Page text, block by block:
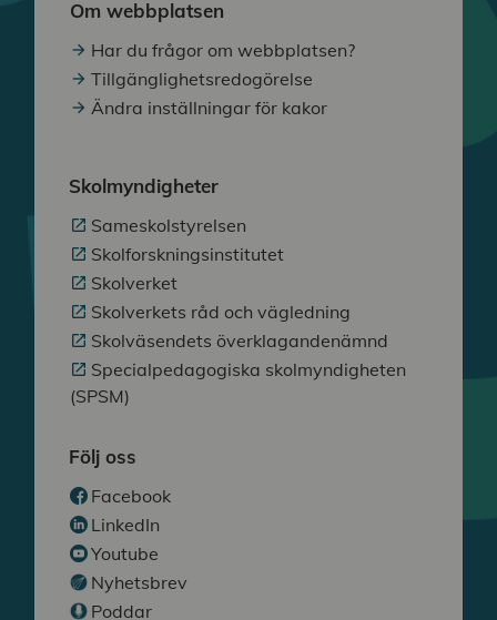
Om webbplatsen
Har du frågor om webbplatsen?
Tillgänglighetsredogörelse
Ändra inställningar för kakor
Skolmyndigheter
Sameskolstyrelsen
Skolforskningsinstitutet
Skolverket
Skolverkets råd och vägledning
Skolväsendets överklagandenämnd
Specialpedagogiska skolmyndigheten
(SPSM)
Följ oss
Facebook
LinkedIn
Youtube
Nyhetsbrev
Poddar